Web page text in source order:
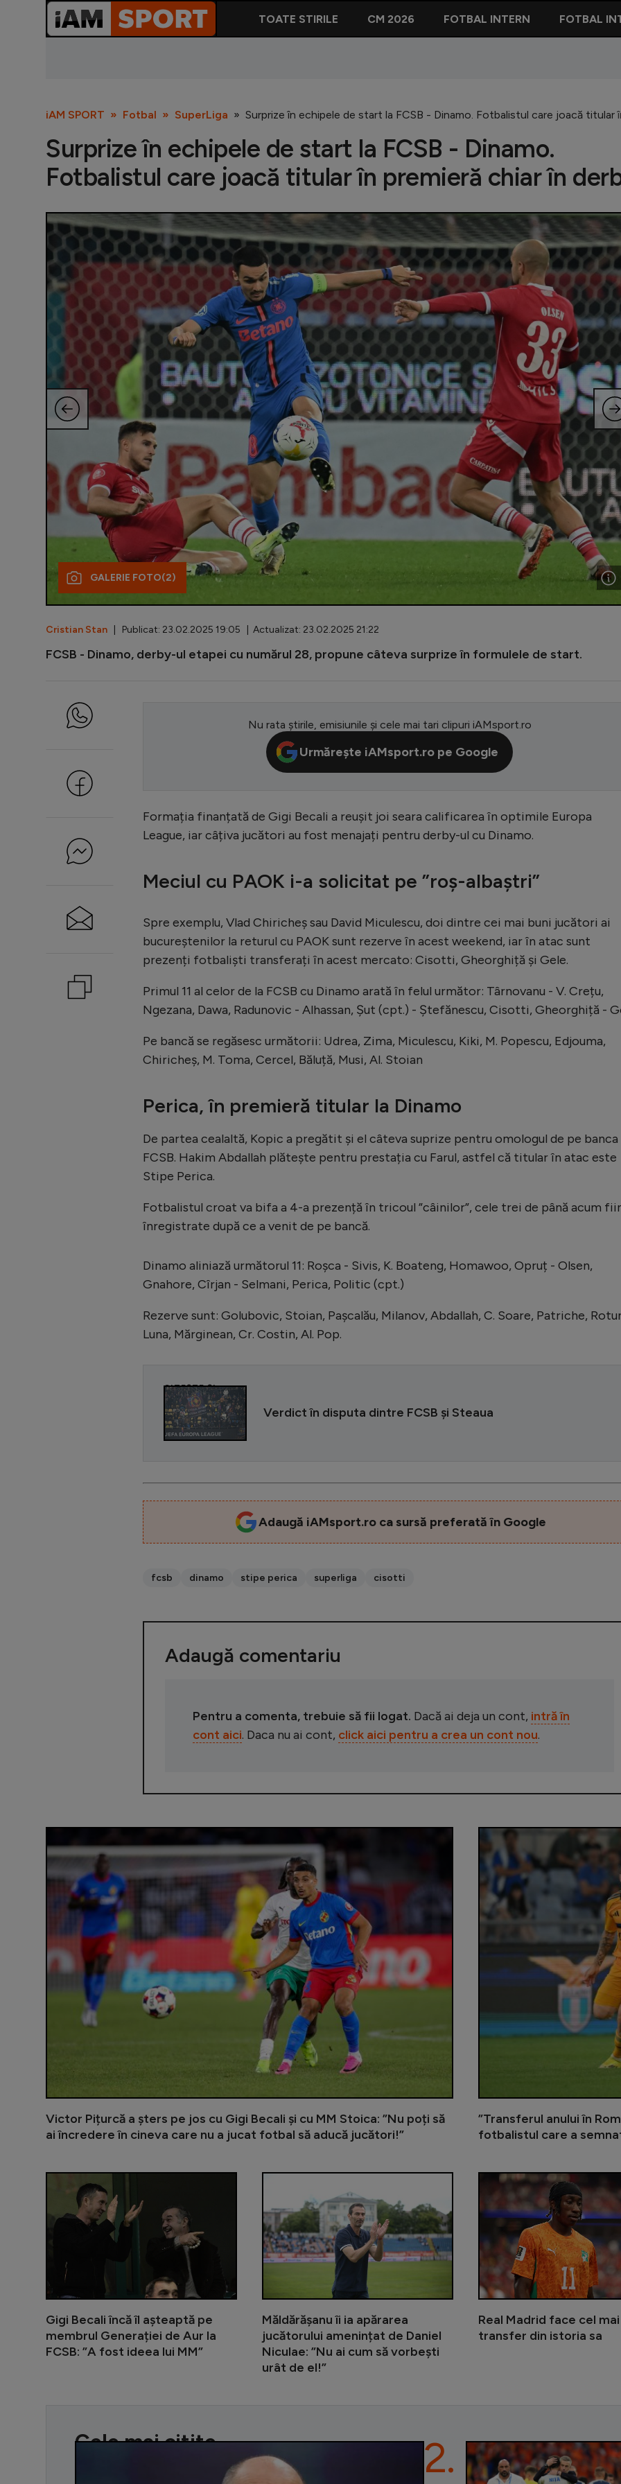
TOATE STIRILE CM 2026 FOTBAL INTERN FOTBAL
iAM SPORT Fotbal SuperLiga Surprize în echipele de start la FCSB - Dinamo. Fotbalistul care joacă titular
Surprize în echipele de start la FCSB - Dinamo.
Fotbalistul care joacă titular în premieră chiar în
GALERIE FOTO(2)
Cristian Stan | Publicat: 23.02.2025 19:05 | Actualizat: 23.02.2025 21:22
FCSB - Dinamo, derby-ul etapei cu numărul 28, propune câteva surprize în formulele de start.
Nu rata știrile, emisiunile și cele mai tari clipuri iAMsport.ro
Urmărește iAMsport.ro pe Google
Formația finanțată de Gigi Becali a reușit joi seara calificarea în optimile Europa
League, iar câțiva jucători au fost menajați pentru derby-ul cu Dinamo.
Meciul cu PAOK i-a solicitat pe ”roș-albaștri”
Spre exemplu, Vlad Chiricheș sau David Miculescu, doi dintre cei mai buni jucători ai
bucureștenilor la returul cu PAOK sunt rezerve în acest weekend, iar în atac sunt
prezenți fotbaliști transferați în acest mercato: Cisotti, Gheorghiță și Gele.
Primul 11 al celor de la FCSB cu Dinamo arată în felul următor: Târnovanu - V. Crețu,
Ngezana, Dawa, Radunovic - Alhassan, Șut (cpt.) - Ștefănescu, Cisotti, Gheorghiță -
Pe bancă se regăsesc următorii: Udrea, Zima, Miculescu, Kiki, M. Popescu, Edjouma,
Chiricheș, M. Toma, Cercel, Băluță, Musi, Al. Stoian
Perica, în premieră titular la Dinamo
De partea cealaltă, Kopic a pregătit și el câteva suprize pentru omologul de pe banca
FCSB. Hakim Abdallah plătește pentru prestația cu Farul, astfel că titular în atac este
Stipe Perica.
Fotbalistul croat va bifa a 4-a prezență în tricoul ”câinilor”, cele trei de până acum
înregistrate după ce a venit de pe bancă.
Dinamo aliniază următorul 11: Roșca - Sivis, K. Boateng, Homawoo, Opruț - Olsen,
Gnahore, Cîrjan - Selmani, Perica, Politic (cpt.)
Rezerve sunt: Golubovic, Stoian, Pașcalău, Milanov, Abdallah, C. Soare, Patriche,
Luna, Mărginean, Cr. Costin, Al. Pop.
CITEȘTE ȘI
Verdict în disputa dintre FCSB și Steaua
Adaugă iAMsport.ro ca sursă preferată în Google
fcsb dinamo stipe perica superliga cisotti
Adaugă comentariu
Pentru a comenta, trebuie să fii logat. Dacă ai deja un cont, intră în
cont aici. Daca nu ai cont, click aici pentru a crea un cont nou.
Victor Pițurcă a șters pe jos cu Gigi Becali și cu MM Stoica: ”Nu poți să
ai încredere în cineva care nu a jucat fotbal să aducă jucători!”
”Transferul anului în
fotbalistul care a
Gigi Becali încă îl așteaptă pe
membrul Generației de Aur la
FCSB: ”A fost ideea lui MM”
Gigi Becali încă îl așteaptă pe
Măldărășanu îi ia apărarea
jucătorului amenințat de Daniel
Niculae: ”Nu ai cum să vorbești
urât de el!”
Real Madrid face cel
transfer din istoria sa
Cele mai citite 2.